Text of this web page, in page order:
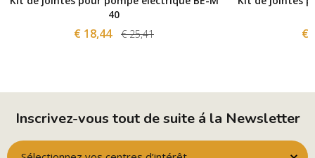
40
€ 18,44 € 25,41 €
Inscrivez-vous tout de suite á la Newsletter